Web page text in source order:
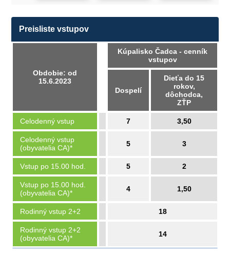
Preisliste vstupov
Obdobie: od
15.6.2023
Kúpalisko Čadca - cenník
vstupov
Dospelí
Dieťa do 15
rokov,
dôchodca,
ZŤP
Celodenný vstup 7 3,50
Celodenný vstup
(obyvatelia CA)*
5 3
Vstup po 15.00 hod. 5 2
Vstup po 15.00 hod.
(obyvatelia CA)*
4 1,50
Rodinný vstup 2+2 18
Rodinný vstup 2+2
(obyvatelia CA)*
14